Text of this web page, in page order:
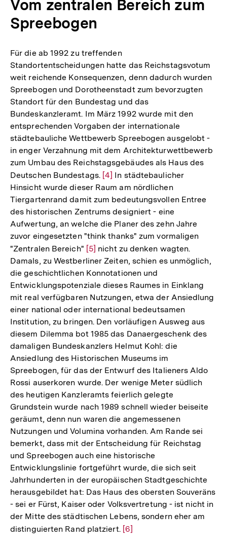
Vom zentralen Bereich zum
Spreebogen
Für die ab 1992 zu treffenden
Standortentscheidungen hatte das Reichstagsvotum
weit reichende Konsequenzen, denn dadurch wurden
Spreebogen und Dorotheenstadt zum bevorzugten
Standort für den Bundestag und das
Bundeskanzleramt. Im März 1992 wurde mit den
entsprechenden Vorgaben der internationale
städtebauliche Wettbewerb Spreebogen ausgelobt -
in enger Verzahnung mit dem Architekturwettbewerb
zum Umbau des Reichstagsgebäudes als Haus des
Deutschen Bundestags. Zur
Auflösung
der
Fußnote
[4] In städtebaulicher
Hinsicht wurde dieser Raum am nördlichen
Tiergartenrand damit zum bedeutungsvollen Entree
des historischen Zentrums designiert - eine
Aufwertung, an welche die Planer des zehn Jahre
zuvor eingesetzten "think thanks" zum vormaligen
"Zentralen Bereich" Zur
Auflösung
der
Fußnote
[5] nicht zu denken wagten.
Damals, zu Westberliner Zeiten, schien es unmöglich,
die geschichtlichen Konnotationen und
Entwicklungspotenziale dieses Raumes in Einklang
mit real verfügbaren Nutzungen, etwa der Ansiedlung
einer national oder international bedeutsamen
Institution, zu bringen. Den vorläufigen Ausweg aus
diesem Dilemma bot 1985 das Danaergeschenk des
damaligen Bundeskanzlers Helmut Kohl: die
Ansiedlung des Historischen Museums im
Spreebogen, für das der Entwurf des Italieners Aldo
Rossi auserkoren wurde. Der wenige Meter südlich
des heutigen Kanzleramts feierlich gelegte
Grundstein wurde nach 1989 schnell wieder beiseite
geräumt, denn nun waren die angemessenen
Nutzungen und Volumina vorhanden. Am Rande sei
bemerkt, dass mit der Entscheidung für Reichstag
und Spreebogen auch eine historische
Entwicklungslinie fortgeführt wurde, die sich seit
Jahrhunderten in der europäischen Stadtgeschichte
herausgebildet hat: Das Haus des obersten Souveräns
- sei er Fürst, Kaiser oder Volksvertretung - ist nicht in
der Mitte des städtischen Lebens, sondern eher am
distinguierten Rand platziert. Zur
[6]